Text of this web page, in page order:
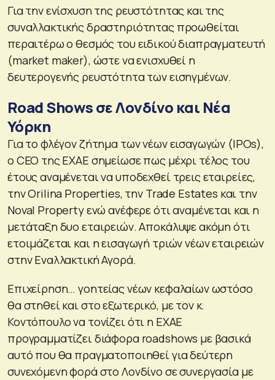
Για την ενίσχυση της ρευστότητας και της
συναλλακτικής δραστηριότητας προωθείται
περαιτέρω ο θεσμός του ειδικού διαπραγματευτή
(market maker), ώστε να ενισχυθεί η
δευτερογενής ρευστότητα των εισηγμένων.
Road Shows σε Λονδίνο και Νέα
Υόρκη
Για το φλέγον ζήτημα των νέων εισαγωγών (IPOs),
ο CEO της ΕΧΑΕ σημείωσε πως μέχρι τέλος του
έτους αναμένεται να υποδεχθεί τρεις εταιρείες,
την Orilina Properties, την Trade Estates και την
Noval Property ενώ ανέφερε ότι αναμένεται και η
μετάταξη δυο εταιρειών. Αποκάλυψε ακόμη ότι
ετοιμάζεται και η εισαγωγή τριών νέων εταιρειών
στην Εναλλακτική Αγορά.
Επιχείρηση… γοητείας νέων κεφαλαίων ωστόσο
θα στηθεί και στο εξωτερικό, με τον κ.
Κοντόπουλο να τονίζει ότι η ΕΧΑΕ
προγραμματίζει διάφορα roadshows με βασικά
αυτό που θα πραγματοποιηθεί για δεύτερη
συνεχόμενη φορά στο Λονδίνο σε συνεργασία με